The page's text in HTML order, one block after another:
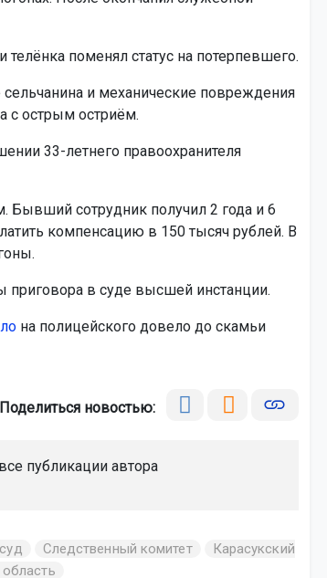
поменял статус на потерпевшего.
сельчанина и механические повреждения
с острым остриём.
33-летнего правоохранителя
Бывший сотрудник получил 2 года и 6
компенсацию в 150 тысяч рублей. В
в суде высшей инстанции.
на полицейского довело до скамьи
Поделиться новостью:
публикации автора
суд Следственный комитет
Карасукский